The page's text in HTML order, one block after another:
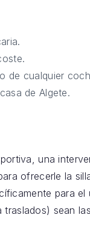
de cualquier
de Algete.
una
ofrecerle la
para el
sean